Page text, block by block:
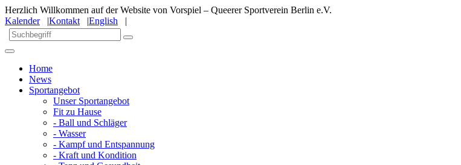
Herzlich Willkommen auf der Website von Vorspiel – Queerer Sportverein Berlin e.V.
Kalender|Kontakt |English |
Home
News
Sportangebot
Unser Sportangebot
Fit zu Hause
- Ball und Schläger
- Wasser
- Kampf und Entspannung
- Kraft und Kondition